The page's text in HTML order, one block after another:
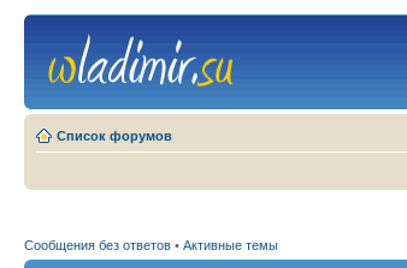
Список форумов
Сообщения без ответов • Активные темы